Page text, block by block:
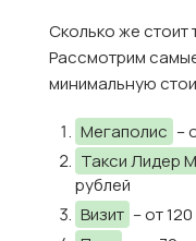
Сколько же стоит
Рассмотрим
минимальную
Мегаполис –
Такси Лидер
рублей
Визит – от